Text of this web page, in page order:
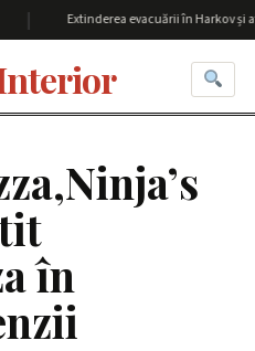
Extinderea evacuării în Harkov și
în